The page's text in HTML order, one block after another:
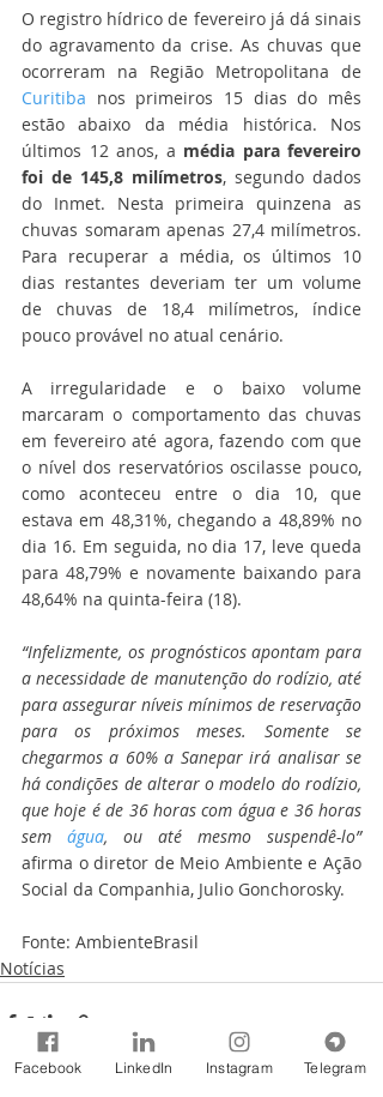
O registro hídrico de fevereiro já dá sinais
do agravamento da crise. As chuvas que
Curitiba nos primeiros 15 dias do mês
estão abaixo da média histórica. Nos
últimos 12 anos, a média para fevereiro
foi de 145,8 milímetros, segundo dados
do Inmet. Nesta primeira quinzena as
chuvas somaram apenas 27,4 milímetros.
Para recuperar a média, os últimos 10
dias restantes deveriam ter um volume
de chuvas de 18,4 milímetros, índice
pouco provável no atual cenário.
A irregularidade e o baixo volume
marcaram o comportamento das chuvas
em fevereiro até agora, fazendo com que
o nível dos reservatórios oscilasse pouco,
como aconteceu entre o dia 10, que
estava em 48,31%, chegando a 48,89% no
dia 16. Em seguida, no dia 17, leve queda
para 48,79% e novamente baixando para
48,64% na quinta-feira (18).
“Infelizmente, os prognósticos apontam para
a necessidade de manutenção do rodízio, até
para assegurar níveis mínimos de reservação
para os próximos meses. Somente se
chegarmos a 60% a Sanepar irá analisar se
há condições de alterar o modelo do rodízio,
que hoje é de 36 horas com água e 36 horas
sem água
, ou até mesmo suspendê-lo”
afirma o diretor de Meio Ambiente e Ação
Social da Companhia, Julio Gonchorosky.
Fonte: AmbienteBrasil
Notícias
Facebook LinkedIn Instagram Telegram